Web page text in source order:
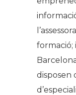
formació;
disposen